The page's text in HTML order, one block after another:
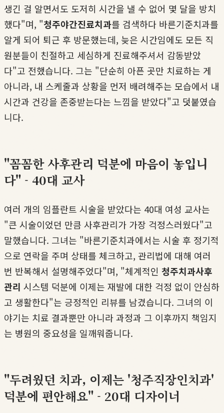
생긴 걸 알면서도 도저히 시간을 낼 수 없어 몇 달을 방치
했다"며, "청주야간진료치과를 검색하다 바른기준치과를
알게 되어 퇴근 후 방문했는데, 늦은 시간임에도 모든 직
원분들이 친절하고 세심하게 진료해주셔서 감동받았
다"고 전했습니다. 그는 "단순히 아픈 곳만 치료하는 게
아니라, 내 스케줄과 상황을 먼저 배려해주는 모습에서 내
시간과 건강을 존중받는다는 느낌을 받았다"고 덧붙였습
니다.
"꼼꼼한 사후관리 덕분에 마음이 놓입니
다" - 40대 교사
여러 개의 임플란트 시술을 받았다는 40대 여성 교사는
"큰 시술이었던 만큼 사후관리가 가장 걱정스러웠다"고
말했습니다. 그녀는 "바른기준치과에서는 시술 후 정기적
으로 연락을 주며 상태를 체크하고, 관리법에 대해 여러
번 반복해서 설명해주었다"며, "체계적인 청주치과사후
관리 시스템 덕분에 이제는 재발에 대한 걱정 없이 안심하
고 생활한다"는 긍정적인 리뷰를 남겼습니다. 그녀의 이
야기는 치료 결과뿐만 아니라 과정과 그 이후까지 책임지
는 병원의 중요성을 일깨워줍니다.
"두려웠던 치과, 이제는 '청주직장인치과'
덕분에 편안해요" - 20대 디자이너